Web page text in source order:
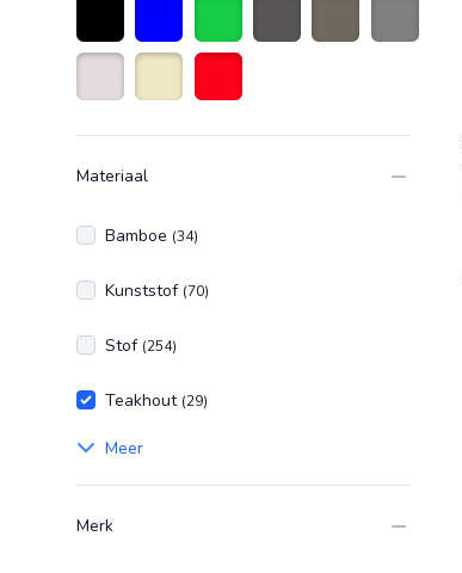
Zwart Blauw Groen
Materiaal
Bamboe (34)
Kunststof (70)
Stof (254)
Teakhout (29)
Meer
Merk